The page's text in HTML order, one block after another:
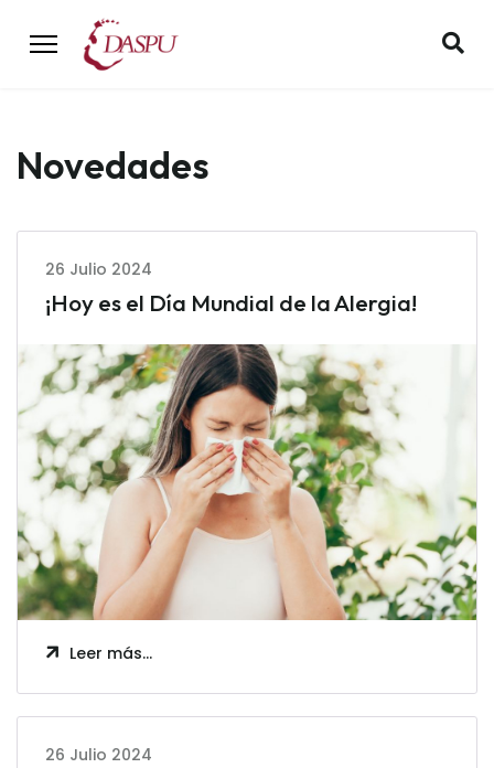
Novedades
26 Julio 2024
¡Hoy es el Día Mundial de la Alergia!
Leer más…
26 Julio 2024